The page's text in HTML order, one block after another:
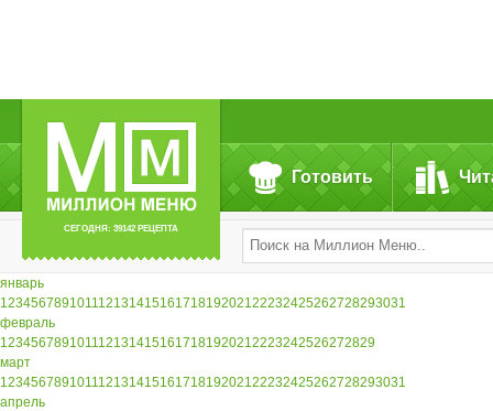
СЕГОДНЯ: 39142 РЕЦЕПТА
Готовить
январь
12345678910111213141516171819202122232425262728293031
февраль
1234567891011121314151617181920212223242526272829
март
12345678910111213141516171819202122232425262728293031
апрель